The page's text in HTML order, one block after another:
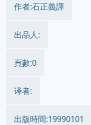
作者:石正義譯
出品人:
頁數:0
译者:
出版時間:19990101